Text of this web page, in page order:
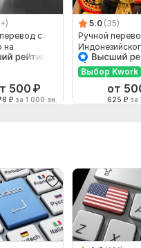
с
на
и
500₽
₽ за 1 000 зн.
5.0 (35)
Ручной
Русский и
Выбор Kwork
от
625 ₽ за